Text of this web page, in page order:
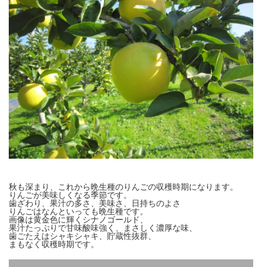
秋も深まり、これから晩生種のりんごの収穫時期になります。
りんごが美味しくなる季節です。
歯ざわり、果汁の多さ、美味さ、日持ちのよさ
りんごはなんといっても晩生種です。
画像は黄金色に輝くシナノゴールド、
果汁たっぷりで甘味酸味強く、まさしく濃厚な味、
歯ごたえはシャキシャキ、貯蔵性抜群、
まもなく収穫時期です。